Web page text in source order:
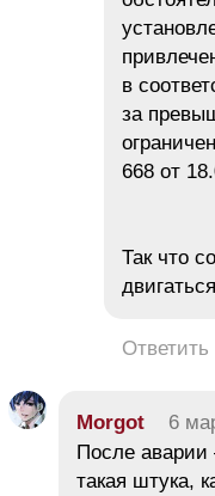
в
за
668 от
Так что
Ответить
Morgot 6
После аварии
такая штука,